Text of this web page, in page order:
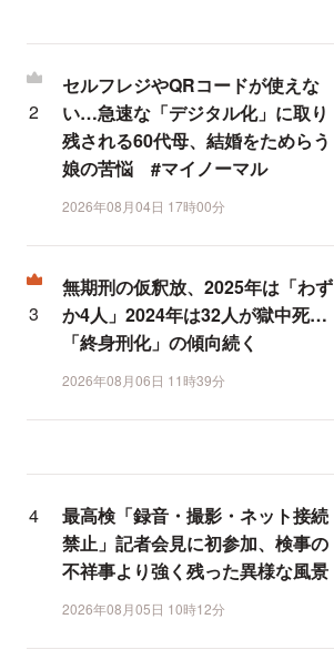
セルフレジやQRコードが使えな
い…急速な「デジタル化」に取り
残される60代母、結婚をためらう
娘の苦悩 #マイノーマル
2026年08月04日 17時00分
無期刑の仮釈放、2025年は「わず
か4人」2024年は32人が獄中死…
「終身刑化」の傾向続く
2026年08月06日 11時39分
最高検「録音・撮影・ネット接続
禁止」記者会見に初参加、検事の
不祥事より強く残った異様な風景
2026年08月05日 10時12分